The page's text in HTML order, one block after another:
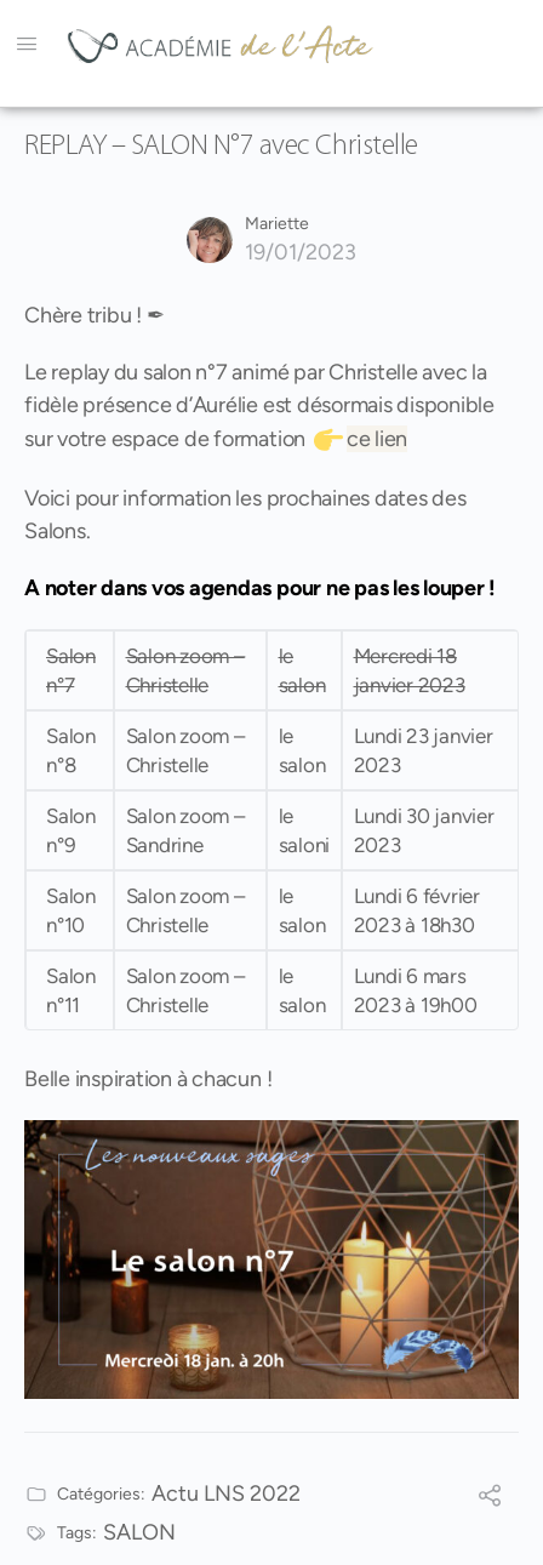
REPLAY – SALON N°7 avec Christelle
Mariette
19/01/2023
Chère tribu ! ✒
Le replay du salon n°7 animé par Christelle avec la
fidèle présence d’Aurélie est désormais disponible
sur votre espace de formation
ce lien
Voici pour information les prochaines dates des
Salons.
A noter dans vos agendas pour ne pas les louper !
Salon
n°7
Salon zoom –
Christelle
le
salon
Mercredi 18
janvier 2023
Salon
n°8
Salon zoom –
Christelle
le
salon
Lundi 23 janvier
2023
Salon
n°9
Salon zoom –
Sandrine
le
saloni
Lundi 30 janvier
2023
Salon
n°10
Salon zoom –
Christelle
le
salon
Lundi 6 février
2023 à 18h30
Salon
n°11
Salon zoom –
Christelle
le
salon
Lundi 6 mars
2023 à 19h00
Belle inspiration à chacun !
Catégories: Actu LNS 2022
Tags: SALON